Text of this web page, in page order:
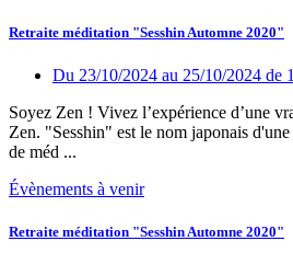
Retraite méditation "Sesshin Automne 2020"
Du 23/10/2024 au 25/10/2024 de
Soyez Zen ! Vivez l’expérience d’une
Zen. "Sesshin" est le nom japonais
de méd ...
Évènements à venir
Retraite méditation "Sesshin Automne 2020"